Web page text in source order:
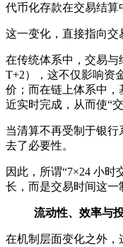
代币化存款在交易结算
这一变化，直接指向
在传统体系中，交易与
T+2），这不仅影响资
价；而在链上体系中
近实时完成，从而使“
当清算不再受制于银
去了必要性。
因此，所谓“7×24 小时
长，而是交易时间这一
流动性、效率与
在机制层面变化之外